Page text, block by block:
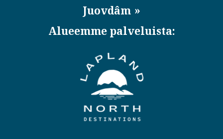
Juovdâm
Alueemme palveluista: